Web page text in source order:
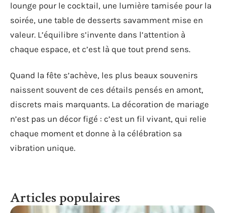
lounge pour le cocktail, une lumière tamisée pour la
soirée, une table de desserts savamment mise en
valeur. L’équilibre s’invente dans l’attention à
chaque espace, et c’est là que tout prend sens.
Quand la fête s’achève, les plus beaux souvenirs
naissent souvent de ces détails pensés en amont,
discrets mais marquants. La décoration de mariage
n’est pas un décor figé : c’est un fil vivant, qui relie
chaque moment et donne à la célébration sa
vibration unique.
Articles populaires